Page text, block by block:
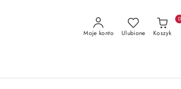
Moje konto Ulubione Koszyk
0